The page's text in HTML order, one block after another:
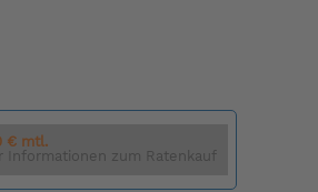
€ mtl.
Informationen zum Ratenkauf